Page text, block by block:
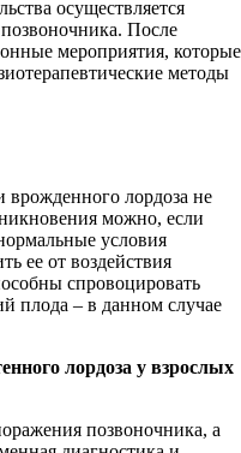
осуществляется
После
мероприятия, которые
методы
лордоза не
можно, если
условия
ее от воздействия
спровоцировать
плода – в данном случае
лордоза у взрослых
позвоночника, а